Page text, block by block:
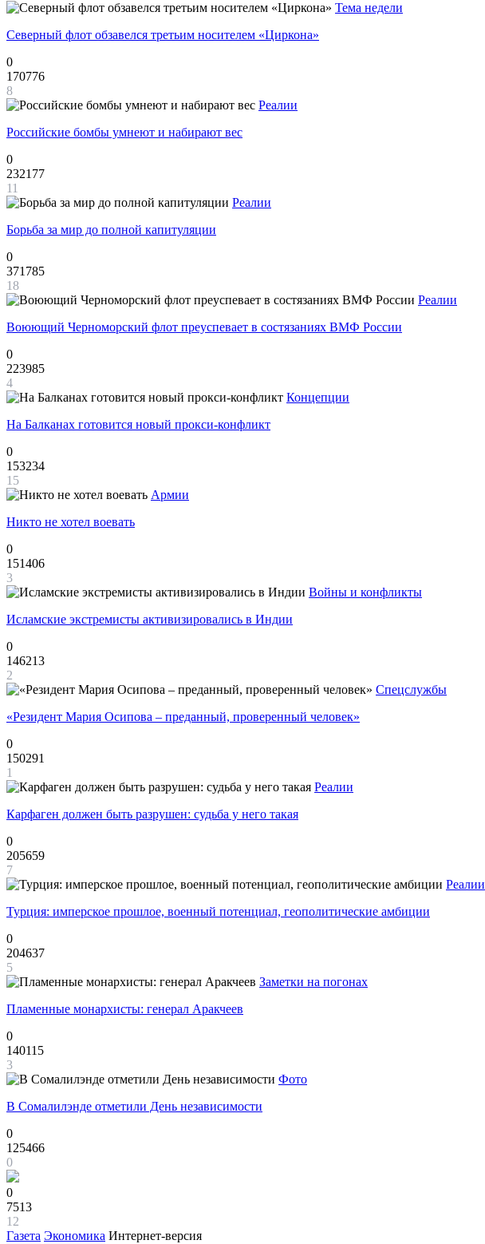
Тема недели
Северный флот обзавелся третьим носителем «Циркона»
0
170776
8
Реалии
Российские бомбы умнеют и набирают вес
0
232177
11
Реалии
Борьба за мир до полной капитуляции
0
371785
18
Реалии
Воюющий Черноморский флот преуспевает в состязаниях ВМФ России
0
223985
4
Концепции
На Балканах готовится новый прокси-конфликт
0
153234
15
Армии
Никто не хотел воевать
0
151406
3
Войны и конфликты
Исламские экстремисты активизировались в Индии
0
146213
2
Спецслужбы
«Резидент Мария Осипова – преданный, проверенный человек»
0
150291
1
Реалии
Карфаген должен быть разрушен: судьба у него такая
0
205659
7
Реалии
Турция: имперское прошлое, военный потенциал, геополитические амбиции
0
204637
5
Заметки на погонах
Пламенные монархисты: генерал Аракчеев
0
140115
3
Фото
В Сомалилэнде отметили День независимости
0
125466
0
0
7513
12
Газета Экономика Интернет-версия